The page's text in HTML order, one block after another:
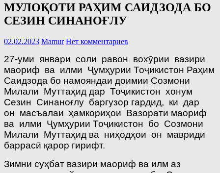
МУЛОҚОТИ РАҲИМ САИДЗОДА БО
СЕЗИН СИНАНОҒЛУ
02.02.2023 Mamur Нет комментариев
27-уми январи соли равон вохӯрии вазири
маориф ва илми Ҷумҳурии Тоҷикистон Раҳим
Саидзода бо намояндаи доимии Созмони
Милали Муттаҳид дар Тоҷикистон хонум
Сезин Синаноғлу баргузор гардид, ки дар
он масъалаи ҳамкориҳои Вазорати маориф
ва илми Ҷумҳурии Тоҷикистон бо Созмони
Милали Муттаҳид ва ниҳодҳои он мавриди
баррасӣ қарор гирифт.
Зимни суҳбат вазири маориф ва илм аз